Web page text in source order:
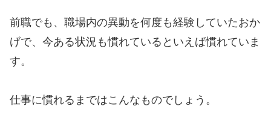
前職でも、職場内の異動を何度も経験していたおか
げで、今ある状況も慣れているといえば慣れていま
す。
仕事に慣れるまではこんなものでしょう。